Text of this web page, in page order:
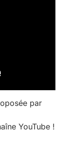
par
YouTube !